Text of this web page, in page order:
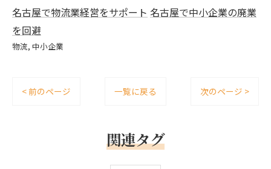
名古屋で物流業経営をサポート 名古屋で中小企業の廃業
を回避
物流 中小企業
< 前のページ 一覧に戻る 次のページ >
関連タグ